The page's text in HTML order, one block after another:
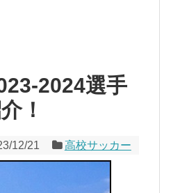
2024選手
！
12/21 高校サッカー